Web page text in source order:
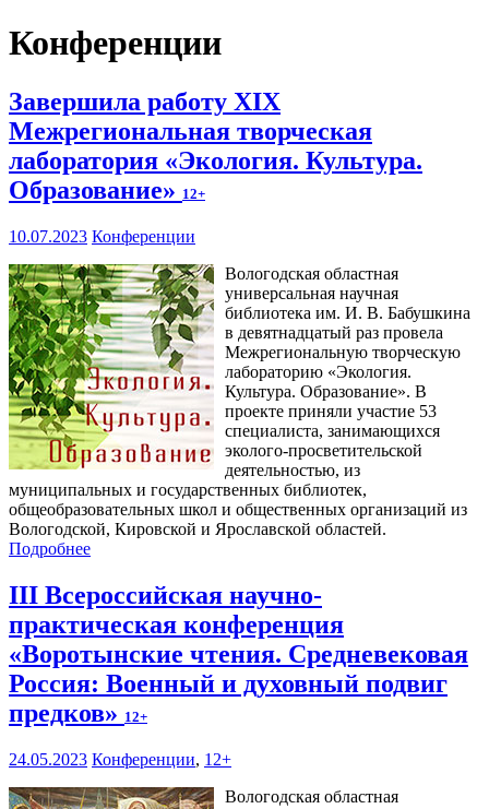
Конференции
Завершила работу XIX
Межрегиональная творческая
лаборатория «Экология. Культура.
Образование» 12+
10.07.2023 Конференции
Вологодская областная
универсальная научная
библиотека им. И. В. Бабушкина
в девятнадцатый раз провела
Межрегиональную творческую
лабораторию «Экология.
Культура. Образование». В
проекте приняли участие 53
специалиста, занимающихся
эколого-просветительской
деятельностью, из
муниципальных и государственных библиотек,
общеобразовательных школ и общественных организаций из
Вологодской, Кировской и Ярославской областей.
Подробнее
III Всероссийская научно-
практическая конференция
«Воротынские чтения. Средневековая
Россия: Военный и духовный подвиг
предков» 12+
24.05.2023 Конференции, 12+
Вологодская областная